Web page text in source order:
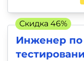
Инженер
Скидка 46%